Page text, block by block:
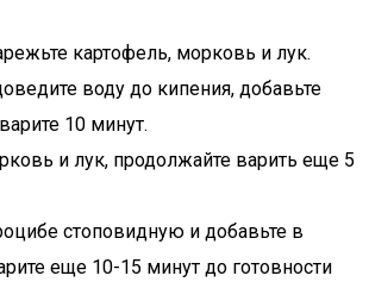
картофель, морковь и лук.
воду до кипения, добавьте
10 минут.
и лук, продолжайте варить еще 5
стоповидную и добавьте в
еще 10-15 минут до готовности